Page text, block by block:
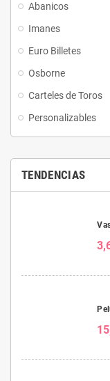
Abanicos
Imanes
Euro Billetes
Osborne
Carteles de Toros
Personalizables
TENDENCIAS